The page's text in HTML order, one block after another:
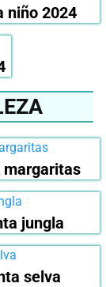
niño 2024
margaritas
jungla
selva